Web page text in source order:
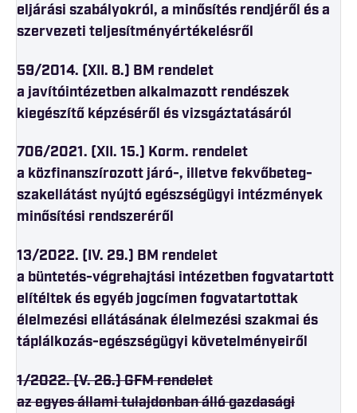
eljárási szabályokról, a minősítés rendjéről és a
szervezeti teljesítményértékelésről
59/2014. (XII. 8.) BM rendelet
a javítóintézetben alkalmazott rendészek
kiegészítő képzéséről és vizsgáztatásáról
706/2021. (XII. 15.) Korm. rendelet
a közfinanszírozott járó-, illetve fekvőbeteg-
szakellátást nyújtó egészségügyi intézmények
minősítési rendszeréről
13/2022. (IV. 29.) BM rendelet
a büntetés-végrehajtási intézetben fogvatartott
elítéltek és egyéb jogcímen fogvatartottak
élelmezési ellátásának élelmezési szakmai és
táplálkozás-egészségügyi követelményeiről
1/2022. (V. 26.) GFM rendelet
az egyes állami tulajdonban álló gazdasági